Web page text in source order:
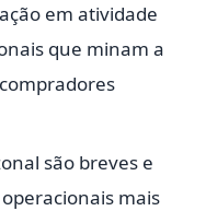
em atividade
que minam a
são breves e
mais